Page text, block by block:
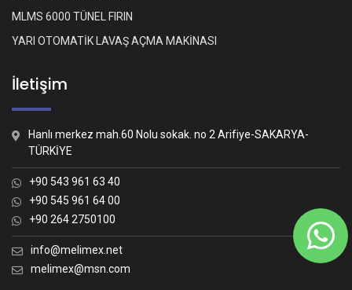
MLMS 6000 TÜNEL FIRIN
YARI OTOMATİK LAVAŞ AÇMA MAKİNASI
İletişim
Hanlı merkez mah.60 Nolu sokak. no 2 Arifiye-SAKARYA-
TÜRKİYE
+90 543 961 63 40
+90 545 961 64 00
+90 264 2750100
info@melimex.net
melimex@msn.com
Nasıl yardımcı olabiliriz?